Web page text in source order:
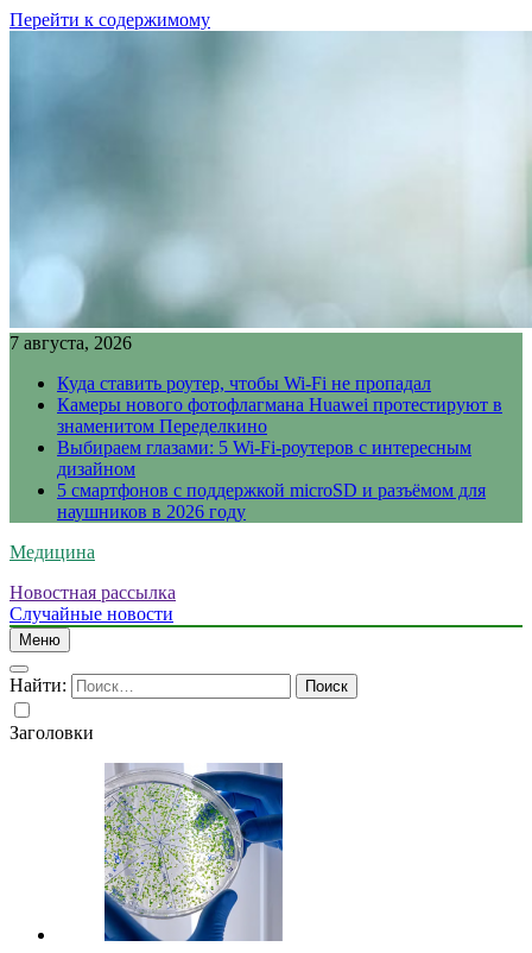
Перейти к содержимому
7 августа, 2026
Куда ставить роутер, чтобы Wi-Fi не пропадал
Камеры нового фотофлагмана Huawei протестируют в
знаменитом Переделкино
Выбираем глазами: 5 Wi-Fi-роутеров с интересным
дизайном
5 смартфонов с поддержкой microSD и разъёмом для
наушников в 2026 году
Медицина
Новостная рассылка
Случайные новости
Меню
Найти:
Заголовки